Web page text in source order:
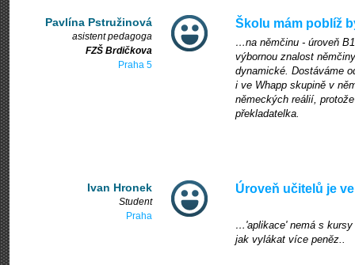
Pavlína Pstružinová
asistent pedagoga
FZŠ Brdičkova
Praha 5
Školu mám poblíž
…na němčinu - úroveň
výbornou znalost
dynamické. Dostáváme
i ve Whapp skupině v
německých reálií,
překladatelka.
Ivan Hronek
Student
Praha
Úroveň učitelů je
…'aplikace' nemá s kursy
jak vylákat více penĕz..